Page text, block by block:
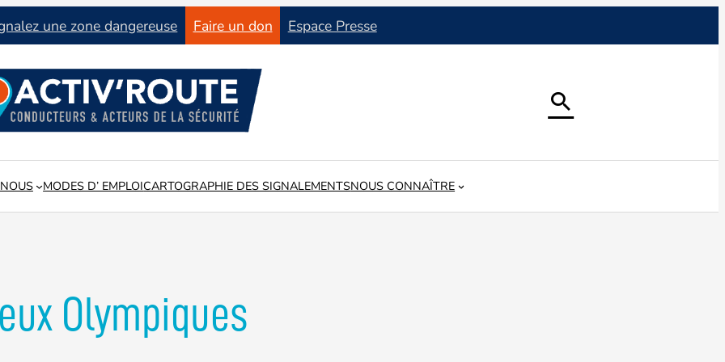
une zone dangereuse Faire un don Espace Presse

MODES D’ EMPLOICARTOGRAPHIE DES SIGNALEMENTSNOUS CONNAÎTRE
Olympiques